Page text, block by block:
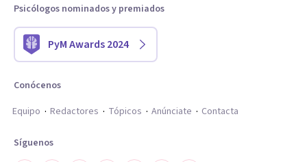
Psicólogos nominados y premiados
PyM Awards 2024
Conócenos
Equipo
Redactores Tópicos Anúnciate Contacta
Síguenos